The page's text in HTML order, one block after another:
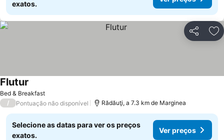
exatos.
Partilhar
Bed & Breakfast
Flutur
/ Pontuação não disponível Rădăuţi, a 7.3 km de Marginea
Selecione as datas para ver os preços
exatos.
Ver preços